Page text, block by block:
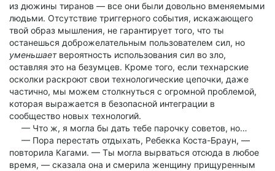
из дюжины тиранов — все они были довольно вменяемыми
людьми. Отсутствие триггерного события, искажающего
твой образ мышления, не гарантирует того, что ты
останешься доброжелательным пользователем сил, но
уменьшаетвероятность использования сил во зло,
оставляя это на безумцев. Кроме того, если технарские
осколки раскроют свои технологические цепочки, даже
частично, мы можем столкнуться с огромной проблемой,
которая выражается в безопасной интеграции в
сообщество новых технологий.
— Что ж, я могла бы дать тебе парочку советов, но…
— Пора перестать отдыхать, Ребекка Коста-Браун, —
повторила Кагами. — Ты могла вырваться отсюда в любое
время, — сказала она и смерила женщину прищуренным